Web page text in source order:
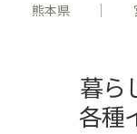
熊本県
暮ら
各種